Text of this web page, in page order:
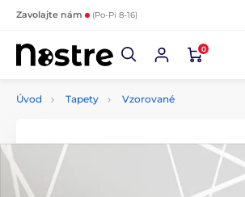
Zavolajte nám (Po-Pi 8-16)
0
Úvod Tapety Vzorované